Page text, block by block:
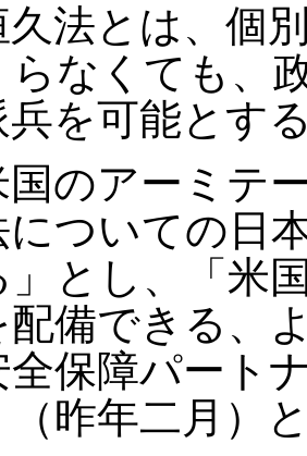
法とは、個
らなくても、
兵を可能とす
のアーミテ
についての日
」とし、「米
配備できる、
全保障パート
（昨年二月）